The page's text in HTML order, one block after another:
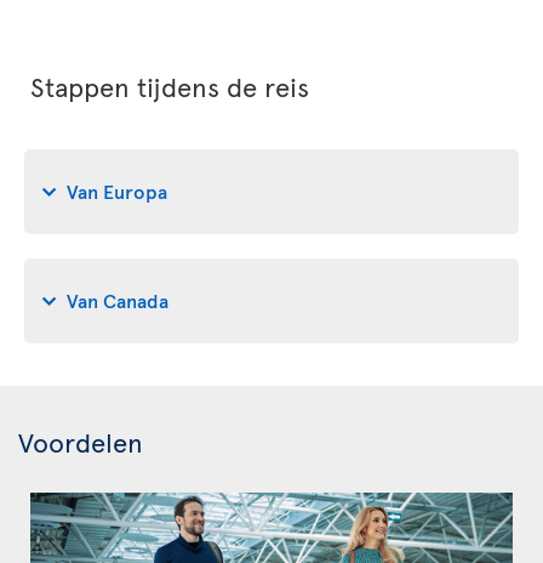
Stappen tijdens de reis
Van Europa
Van Canada
Voordelen